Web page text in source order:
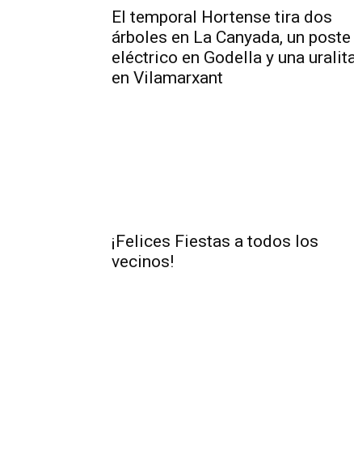
El temporal Hortense tira dos
árboles en La Canyada, un poste
eléctrico en Godella y una
en Vilamarxant
¡Felices Fiestas a todos los
vecinos!